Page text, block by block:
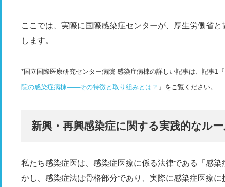
ここでは、実際に国際感染症センターが、厚生労働省
します。
*国立国際医療研究センター病院 感染症病棟の詳しい記事は、記事1『
院の感染症病棟――​​その特徴と取り組みとは？ 』をご覧ください。
新興・再興感染症に関する実践的なル
私たち感染症医は、感染症医療に係る法律である「感
かし、感染症法は骨格部分であり、実際に感染症医療